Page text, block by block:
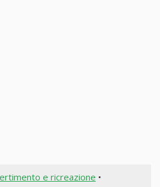
e ricreazione •